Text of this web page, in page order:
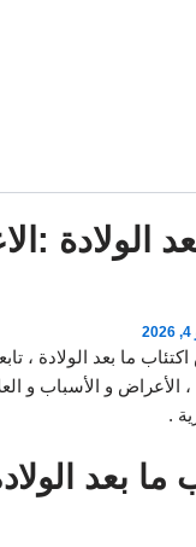
الولادة
ما بعد الولادة ،
، الأعراض و الأسباب و
.
ما بعد